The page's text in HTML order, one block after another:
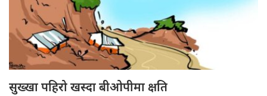
सुख्खा पहिरो खस्दा बीओपीमा क्षति